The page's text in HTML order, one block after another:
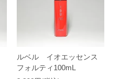
ルベル イオエッセンス
フォルティ100mL